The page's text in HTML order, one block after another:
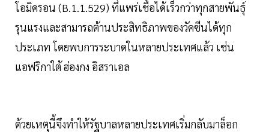
โอมิครอน (B.1.1.529) ที่แพร่เชื้อได้เร็วกว่าทุกสายพันธุ์
รุนแรงและสามารถต้านประสิทธิภาพของวัคซีนได้ทุก
ประเภท โดยพบการระบาดในหลายประเทศแล้ว เช่น
แอฟริกาใต้ ฮ่องกง อิสราเอล
ด้วยเหตุนี้จึงทำให้รัฐบาลหลายประเทศเริ่มกลับมาล็อก